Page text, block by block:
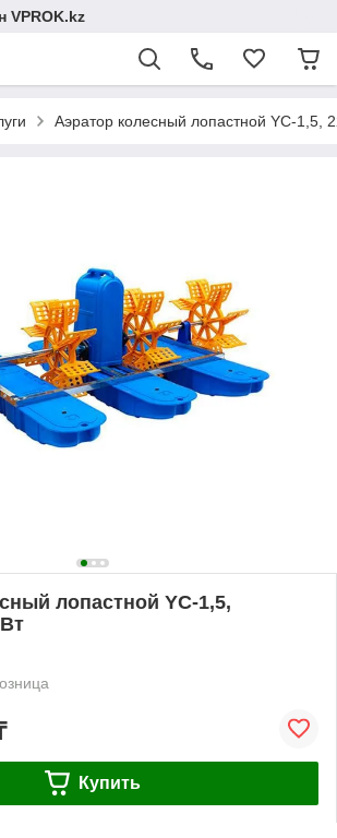
VPROK.kz
Аэратор колесный лопастной YC-1,5,
лопастной YC-1,5,
Купить